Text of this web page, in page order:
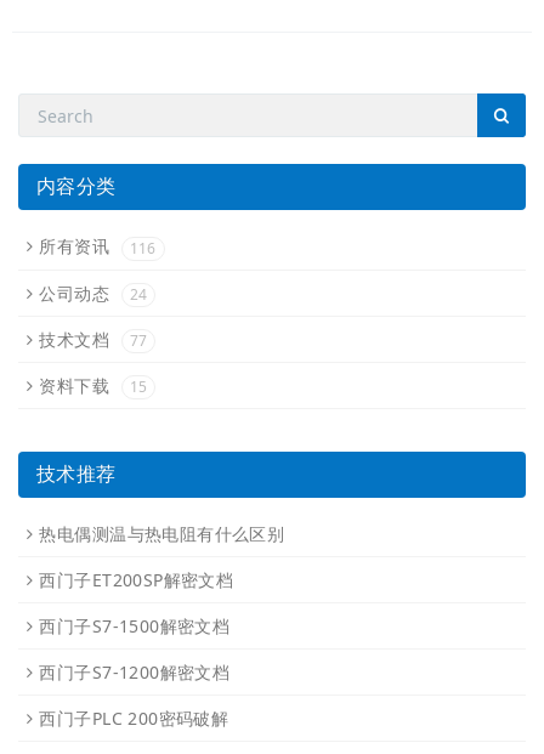
内容分类
所有资讯 116
公司动态 24
技术文档 77
资料下载 15
技术推荐
热电偶测温与热电阻有什么区别
西门子ET200SP解密文档
西门子S7-1500解密文档
西门子S7-1200解密文档
西门子PLC 200密码破解